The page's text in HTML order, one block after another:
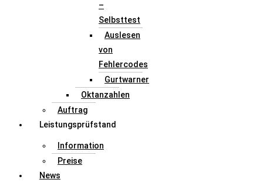
–
Selbsttest
Auslesen
von
Fehlercodes
Gurtwarner
Oktanzahlen
Auftrag
Leistungsprüfstand
Information
Preise
News